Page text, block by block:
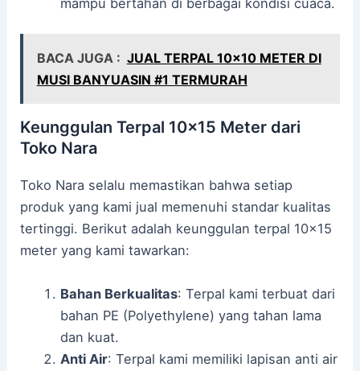
BACA JUGA : JUAL TERPAL 10x10 METER DI
MUSI BANYUASIN #1 TERMURAH
Keunggulan Terpal 10×15 Meter dari
Toko Nara
Toko Nara selalu memastikan bahwa setiap
produk yang kami jual memenuhi standar kualitas
tertinggi. Berikut adalah keunggulan terpal 10×15
meter yang kami tawarkan:
Bahan Berkualitas: Terpal kami terbuat dari
bahan PE (Polyethylene) yang tahan lama
dan kuat.
Anti Air: Terpal kami memiliki lapisan anti air